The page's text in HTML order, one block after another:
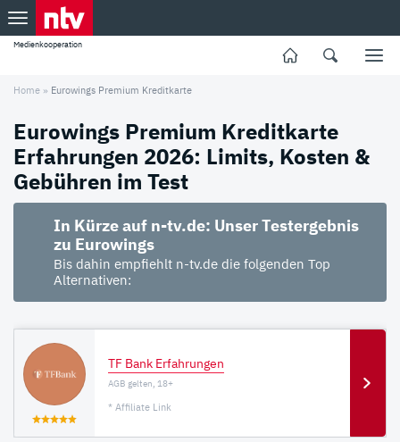
Medienkooperation
Home » Eurowings Premium Kreditkarte
Eurowings Premium Kreditkarte
Erfahrungen 2026: Limits, Kosten &
Gebühren im Test
In Kürze auf n-tv.de: Unser Testergebnis
zu Eurowings
Bis dahin empfiehlt n-tv.de die folgenden Top
Alternativen:
TF Bank Erfahrungen
AGB gelten, 18+
* Affiliate Link